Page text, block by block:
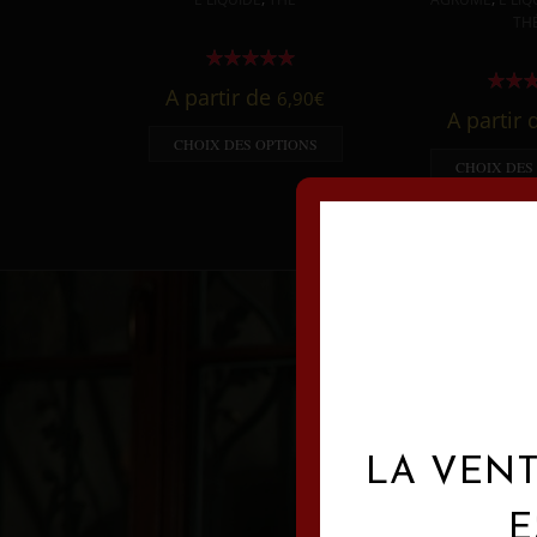
A partir de 6,90€
CHOIX DES OPTIONS
A partir
CHOIX DES
LA